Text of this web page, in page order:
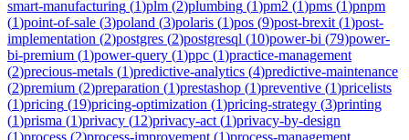
smart-manufacturing (1)plm (2)plumbing (1)pm2 (1)pms (1)pnpm
(1)point-of-sale (3)poland (3)polaris (1)pos (9)post-brexit (1)post-
implementation (2)postgres (2)postgresql (10)power-bi (79)power-
bi-premium (1)power-query (1)ppc (1)practice-management
(2)precious-metals (1)predictive-analytics (4)predictive-maintenance
(2)premium (2)preparation (1)prestashop (1)preventive (1)pricelists
(1)pricing (19)pricing-optimization (1)pricing-strategy (3)printing
(1)prisma (1)privacy (12)privacy-act (1)privacy-by-design
(1)process (2)process-improvement (1)process-management